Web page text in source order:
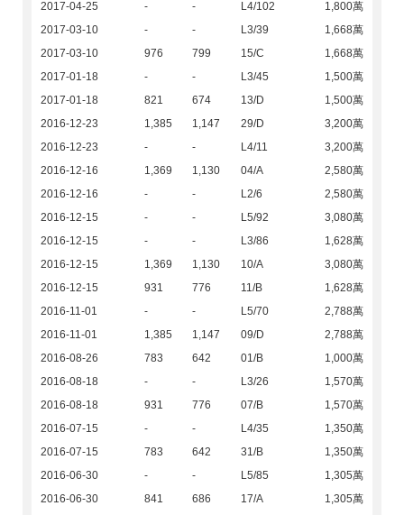
2017-04-25 - - L4/102
1,800萬
2017-03-10
- - L3/39
1,668萬
2017-03-10
976 799 15/C
1,668萬
2017-01-18
- - L3/45
1,500萬
2017-01-18
821 674 13/D
1,500萬
2016-12-23
1,385 1,147 29/D
3,200萬
2016-12-23
- - L4/11
3,200萬
2016-12-16
1,369 1,130 04/A
2,580萬
2016-12-16
- - L2/6
2,580萬
2016-12-15
- - L5/92
3,080萬
2016-12-15
- - L3/86
1,628萬
2016-12-15
1,369 1,130 10/A
3,080萬
2016-12-15
931 776 11/B
1,628萬
2016-11-01
- - L5/70
2,788萬
2016-11-01
1,385 1,147 09/D
2,788萬
2016-08-26
783 642 01/B
1,000萬
2016-08-18
- - L3/26
1,570萬
2016-08-18
931 776 07/B
1,570萬
2016-07-15
- - L4/35
1,350萬
2016-07-15
783 642 31/B
1,350萬
2016-06-30
- - L5/85
1,305萬
2016-06-30
841 686 17/A
1,305萬